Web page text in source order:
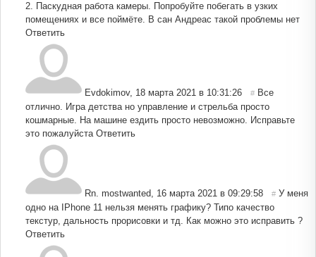
2. Паскудная работа камеры. Попробуйте побегать в узких
помещениях и все поймёте. В сан Андреас такой проблемы нет
Ответить
Evdokimov, 18 марта 2021 в 10:31:26 # Все
отлично. Игра детства но управление и стрельба просто
кошмарные. На машине ездить просто невозможно. Исправьте
это пожалуйста Ответить
Rn. mostwanted, 16 марта 2021 в 09:29:58 # У меня
одно на IPhone 11 нельзя менять графику? Типо качество
текстур, дальность прорисовки и тд. Как можно это исправить ?
Ответить